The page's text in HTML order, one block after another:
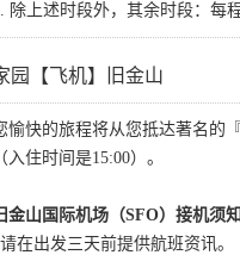
除上述时段外，其余时段：每
园【飞机】旧金山
愉快的旅程将从您抵达著名的
（入住时间是15:00）。
旧金山国际机场（SFO）接机须
在出发三天前提供航班资讯。